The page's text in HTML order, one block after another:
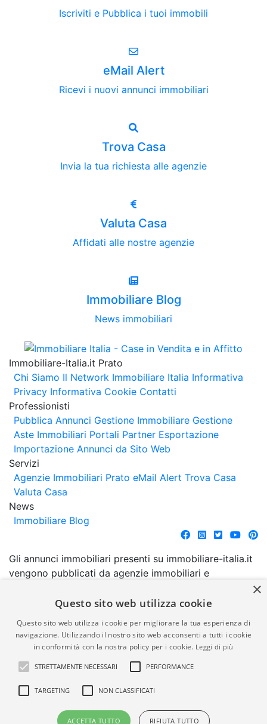
Iscriviti e Pubblica i tuoi immobili
eMail Alert
Ricevi i nuovi annunci immobiliari
Trova Casa
Invia la tua richiesta alle agenzie
Valuta Casa
Affidati alle nostre agenzie
Immobiliare Blog
News immobiliari
Immobiliare-Italia.it Prato
Chi Siamo Il Network Immobiliare Italia Informativa
Privacy Informativa Cookie Contatti
Professionisti
Pubblica Annunci Gestione Immobiliare Gestione
Aste Immobiliari Portali Partner Esportazione
Importazione Annunci da Sito Web
Servizi
Agenzie Immobiliari Prato eMail Alert Trova Casa
Valuta Casa
News
Immobiliare Blog
Gli annunci immobiliari presenti su immobiliare-italia.it
vengono pubblicati da agenzie immobiliari e
comporta l'approvazione o l'avallo da parte di
garanzia da parte di quest'ultima. immobiliare-italia.it
quindi non è responsabile della veridicità, della
correttezza, della completezza, della normativa in
materia di privacy e/o di alcun altro aspetto dei
suddetti annunci.
© Copyright 2007 - 2026
Powered by
×
Questo sito web utilizza cookie
Questo sito web utilizza i cookie per migliorare la tua esperienza di
navigazione. Utilizzando il nostro sito web acconsenti a tutti i cookie
in conformità con la nostra policy per i cookie. Leggi di più
STRETTAMENTE NECESSARI PERFORMANCE
TARGETING NON CLASSIFICATI
ACCETTA TUTTO RIFIUTA TUTTO